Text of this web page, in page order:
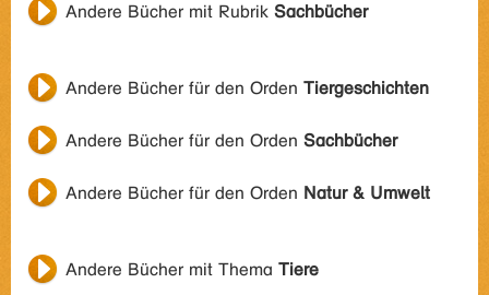
Andere Bücher mit Rubrik Sachbücher
Andere Bücher für den Orden Tiergeschichten
Andere Bücher für den Orden Sachbücher
Andere Bücher für den Orden Natur & Umwelt
Andere Bücher mit Thema Tiere